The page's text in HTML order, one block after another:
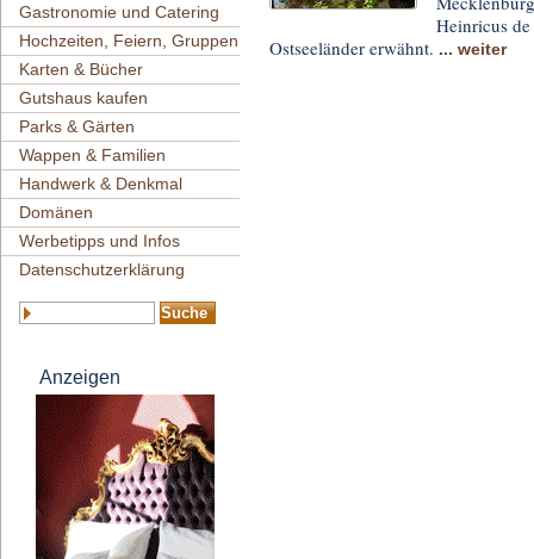
Gastronomie und Catering
Hochzeiten, Feiern, Gruppen
Karten & Bücher
Gutshaus kaufen
Parks & Gärten
Wappen & Familien
Handwerk & Denkmal
Domänen
Werbetipps und Infos
Datenschutzerklärung
Anzeigen
Heinricus
Ostseeländer erwähnt. ... weiter